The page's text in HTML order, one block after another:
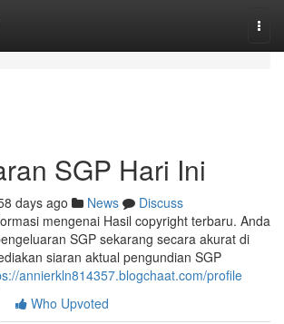
SGP Hari Ini
days ago News
Discuss
mengenai Hasil copyright terbaru. Anda
SGP sekarang secara akurat di
siaran aktual pengundian SGP
annierkln814357.blogchaat.com/profile
Who Upvoted